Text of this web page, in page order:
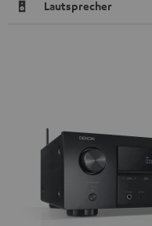
Lautsprecher